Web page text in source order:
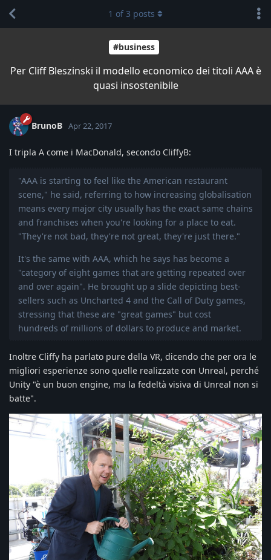
#business
Per Cliff Bleszinski il modello economico dei titoli AAA è
quasi insostenibile
1 of3 posts
BrunoB Apr 22, 2017
I tripla A come i MacDonald, secondo CliffyB:
"AAA is starting to feel like the American restaurant
scene," he said, referring to how increasing globalisation
means every major city usually has the exact same chains
and franchises when you're looking for a place to eat.
"They're not bad, they're not great, they're just there."
It's the same with AAA, which he says has become a
"category of eight games that are getting repeated over
and over again". He brought up a slide depicting best-
sellers such as Uncharted 4 and the Call of Duty games,
stressing that these are "great games" but cost
hundreds of millions of dollars to produce and market.
Inoltre Cliffy ha parlato pure della VR, dicendo che per ora le
migliori esperienze sono quelle realizzate con Unreal, perché
Unity "è un buon engine, ma la fedeltà visiva di Unreal non si
batte".